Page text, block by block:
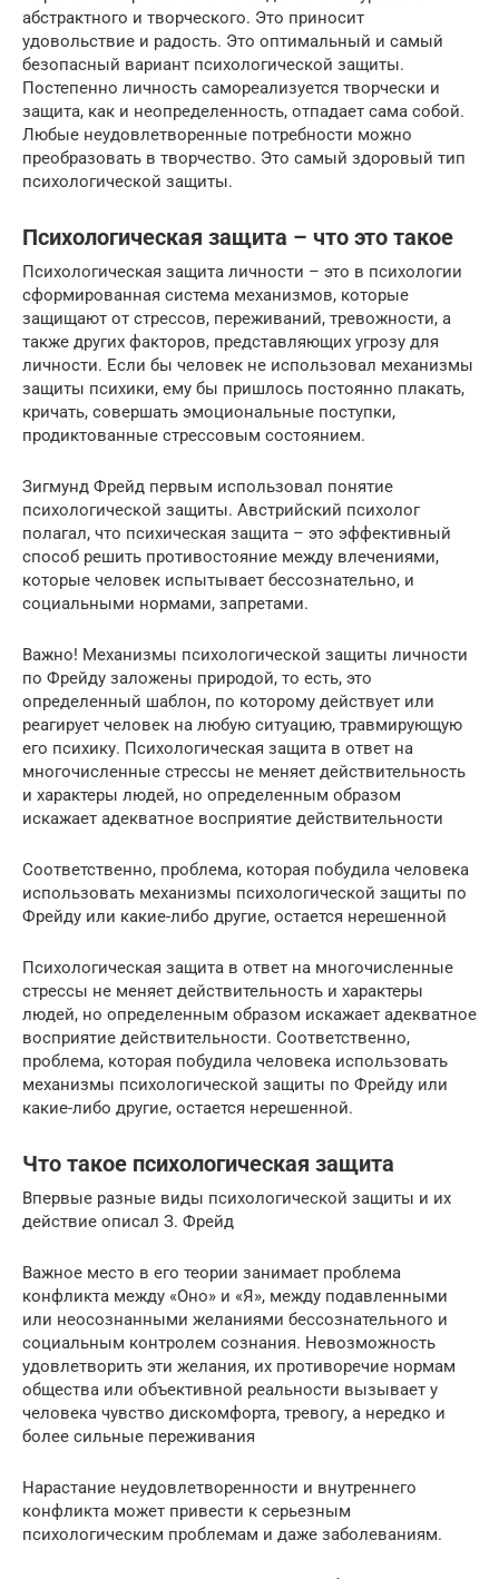
абстрактного и творческого. Это приносит
удовольствие и радость. Это оптимальный и самый
безопасный вариант психологической защиты.
Постепенно личность самореализуется творчески и
защита, как и неопределенность, отпадает сама собой.
Любые неудовлетворенные потребности можно
преобразовать в творчество. Это самый здоровый тип
психологической защиты.
Психологическая защита – что это такое
Психологическая защита личности – это в психологии
сформированная система механизмов, которые
защищают от стрессов, переживаний, тревожности, а
также других факторов, представляющих угрозу для
личности. Если бы человек не использовал механизмы
защиты психики, ему бы пришлось постоянно плакать,
кричать, совершать эмоциональные поступки,
продиктованные стрессовым состоянием.
Зигмунд Фрейд первым использовал понятие
психологической защиты. Австрийский психолог
полагал, что психическая защита – это эффективный
способ решить противостояние между влечениями,
которые человек испытывает бессознательно, и
социальными нормами, запретами.
Важно! Механизмы психологической защиты личности
по Фрейду заложены природой, то есть, это
определенный шаблон, по которому действует или
реагирует человек на любую ситуацию, травмирующую
его психику. Психологическая защита в ответ на
многочисленные стрессы не меняет действительность
и характеры людей, но определенным образом
искажает адекватное восприятие действительности
Соответственно, проблема, которая побудила человека
использовать механизмы психологической защиты по
Фрейду или какие-либо другие, остается нерешенной
Психологическая защита в ответ на многочисленные
стрессы не меняет действительность и характеры
людей, но определенным образом искажает адекватное
восприятие действительности. Соответственно,
проблема, которая побудила человека использовать
механизмы психологической защиты по Фрейду или
какие-либо другие, остается нерешенной.
Что такое психологическая защита
Впервые разные виды психологической защиты и их
действие описал З. Фрейд
Важное место в его теории занимает проблема
конфликта между «Оно» и «Я», между подавленными
или неосознанными желаниями бессознательного и
социальным контролем сознания. Невозможность
удовлетворить эти желания, их противоречие нормам
общества или объективной реальности вызывает у
человека чувство дискомфорта, тревогу, а нередко и
более сильные переживания
Нарастание неудовлетворенности и внутреннего
конфликта может привести к серьезным
психологическим проблемам и даже заболеваниям.